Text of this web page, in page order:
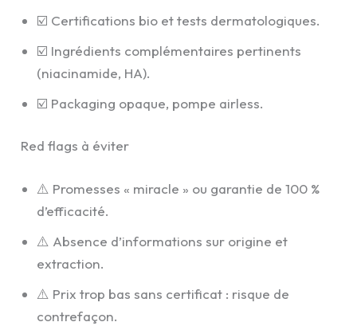
☑️ Certifications bio et tests dermatologiques.
☑️ Ingrédients complémentaires pertinents
(niacinamide, HA).
☑️ Packaging opaque, pompe airless.
Red flags à éviter
⚠️ Promesses « miracle » ou garantie de 100 %
d’efficacité.
⚠️ Absence d’informations sur origine et
extraction.
⚠️ Prix trop bas sans certificat : risque de
contrefaçon.